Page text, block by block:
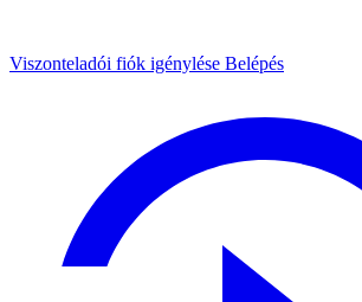
Viszonteladói fiók igénylése Belépés